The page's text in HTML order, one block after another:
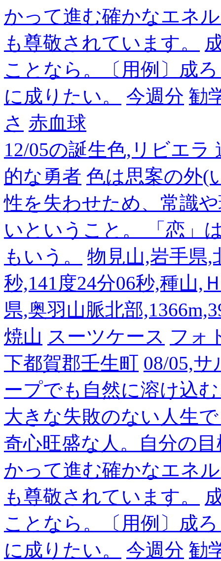
かって進む確かなエネ
も尊敬されています。
ことなら。〔用例〕成
に成りたい。
今週分 勧
さ 赤血球
12/05の誕生色,リビエ
的な勇者 色は思案の外(
性を失わせため、常識
いということ。 「恋」
もいう。
物見山,岩手県,
秒,141度24分06秒,種山,
県,奥羽山脈北部
焼山 スーツケース フォ
下都賀郡壬生町 08/05,
ープでも自然に溶け込
大きな失敗のない人生
奇心旺盛な人。自分の
かって進む確かなエネ
も尊敬されています。
ことなら。〔用例〕成
に成りたい。
今週分 勧